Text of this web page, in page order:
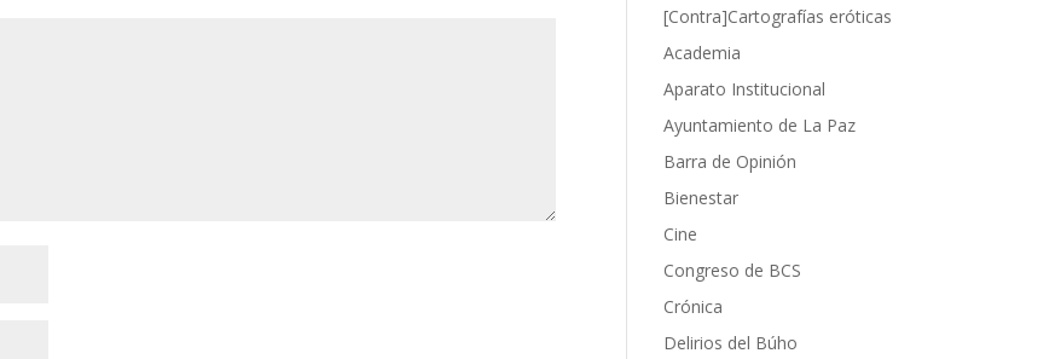
[Contra]Cartografías eróticas
Academia
Aparato Institucional
Ayuntamiento de La Paz
Barra de Opinión
Bienestar
Cine
Congreso de BCS
Crónica
Delirios del Búho